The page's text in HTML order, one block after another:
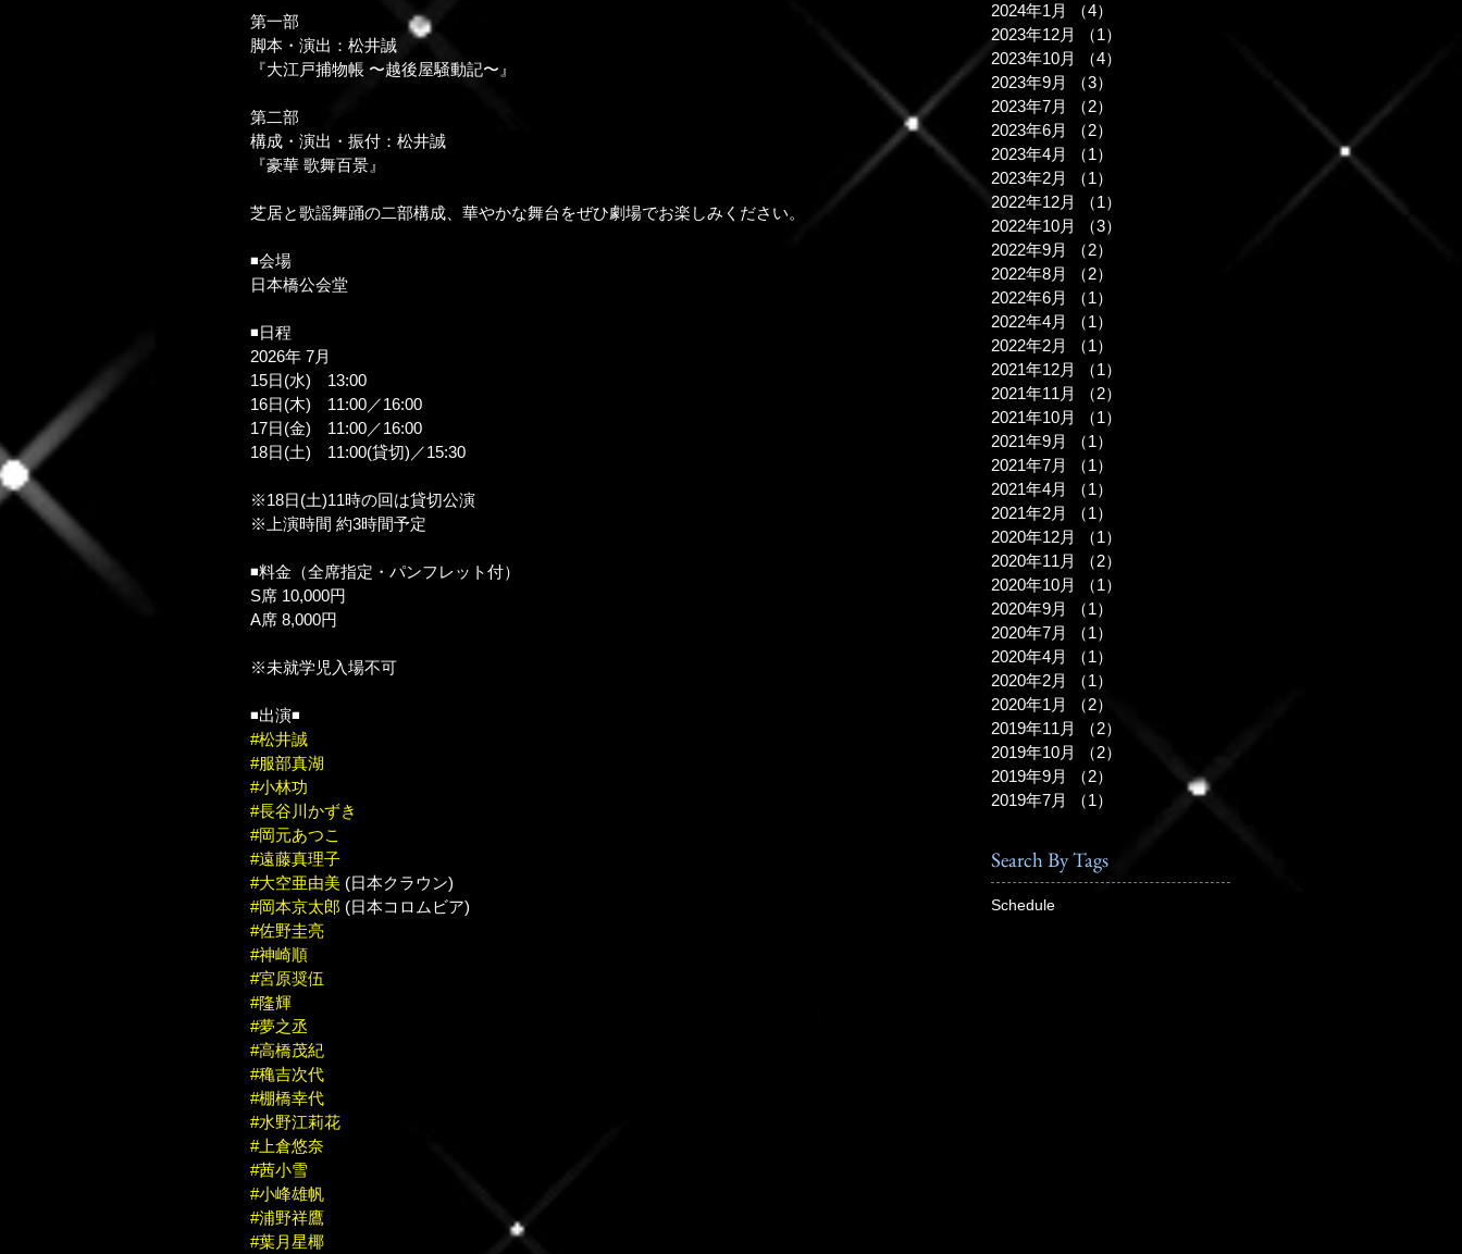
2024年1月
（4）
2023年12月
（1）
2023年10月
（4）
2023年9月
（3）
2023年7月
（2）
2023年6月
（2）
2023年4月
（1）
2023年2月
（1）
2022年12月
（1）
2022年10月
（3）
2022年9月
（2）
2022年8月
（2）
2022年6月
（1）
2022年4月
（1）
2022年2月
（1）
2021年12月
（1）
2021年11月
（2）
2021年10月
（1）
2021年9月
（1）
2021年7月
（1）
2021年4月
（1）
2021年2月
（1）
2020年12月
（1）
2020年11月
（2）
2020年10月
（1）
2020年9月
（1）
2020年7月
（1）
2020年4月
（1）
2020年2月
（1）
2020年1月
（2）
2019年11月
（2）
2019年10月
（2）
2019年9月
（2）
2019年7月
（1）
Search By Tags
Schedule
第一部
脚本・演出：松井誠
『大江戸捕物帳 〜越後屋騒動記〜』
第二部
構成・演出・振付：松井誠
『豪華 歌舞百景』
芝居と歌謡舞踊の二部構成、華やかな舞台をぜひ劇場でお楽しみください。
◾️会場
日本橋公会堂
◾️日程
2026年 7月
15日(水)　13:00
16日(木)　11:00／16:00
17日(金)　11:00／16:00
18日(土)　11:00(貸切)／15:30
※18日(土)11時の回は貸切公演
※上演時間 約3時間予定
◾️料金（全席指定・パンフレット付）
S席 10,000円
A席 8,000円
※未就学児入場不可
◾️出演◾️
#松井誠
#服部真湖
#小林功
#長谷川かずき
#岡元あつこ
#遠藤真理子
#大空亜由美 (日本クラウン)
#岡本京太郎 (日本コロムビア)
#佐野圭亮
#神崎順
#宮原奨伍
#隆輝
#夢之丞
#高橋茂紀
#穐吉次代
#棚橋幸代
#水野江莉花
#上倉悠奈
#茜小雪
#小峰雄帆
#浦野祥鷹
#葉月星椰